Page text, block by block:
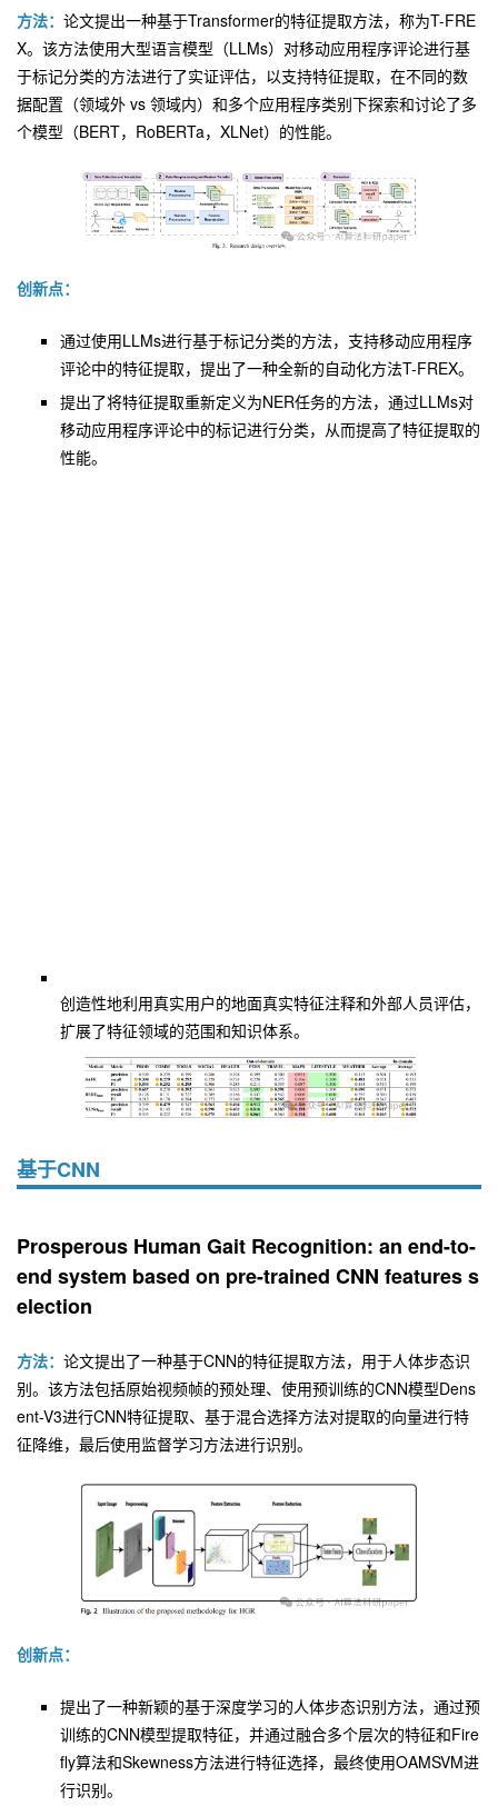
方法： 论文提出一种基于Transformer的特征提取方法，称为T-FRE
X。该方法使用大型语言模型（LLMs）对移动应用程序评论进行基
于标记分类的方法进行了实证评估，以支持特征提取，在不同的数
据配置（领域外 vs 领域内）和多个应用程序类别下探索和讨论了多
个模型（BERT，RoBERTa，XLNet）的性能。
创新点：
通过使用LLMs进行基于标记分类的方法，支持移动应用程序
评论中的特征提取，提出了一种全新的自动化方法T-FREX。
提出了将特征提取重新定义为NER任务的方法，通过LLMs对
移动应用程序评论中的标记进行分类，从而提高了特征提取的
性能。
创造性地利用真实用户的地面真实特征注释和外部人员评估，
扩展了特征领域的范围和知识体系。
基于CNN
Prosperous Human Gait Recognition: an end-to-
end system based on pre-trained CNN features s
election
方法： 论文提出了一种基于CNN的特征提取方法，用于人体步态识
别。该方法包括原始视频帧的预处理、使用预训练的CNN模型Dens
ent-V3进行CNN特征提取、基于混合选择方法对提取的向量进行特
征降维，最后使用监督学习方法进行识别。
创新点：
提出了一种新颖的基于深度学习的人体步态识别方法，通过预
训练的CNN模型提取特征，并通过融合多个层次的特征和Fire
fly算法和Skewness方法进行特征选择，最终使用OAMSVM进
行识别。